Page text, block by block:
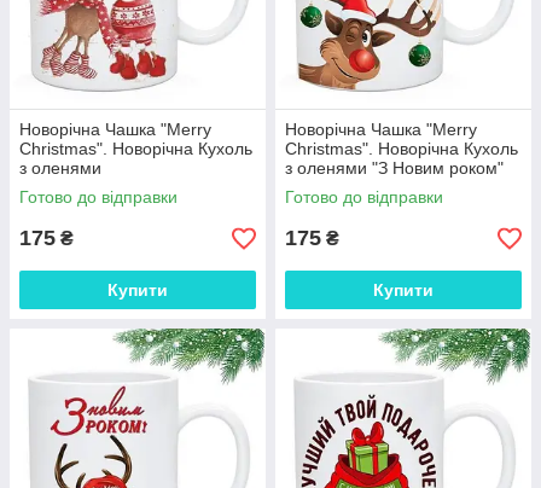
Новорічна Чашка "Merry
Christmas". Новорічна Кухоль
з оленями
Готово до відправки
175 ₴
Купити
Новорічна Чашка "Merry
Christmas". Новорічна Кухоль
з оленями "З Новим роком"
Готово до відправки
175 ₴
Купити